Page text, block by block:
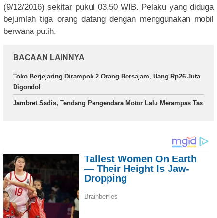
(9/12/2016) sekitar pukul 03.50 WIB. Pelaku yang diduga
bejumlah tiga orang datang dengan menggunakan mobil
berwana putih.
BACAAN LAINNYA
Toko Berjejaring Dirampok 2 Orang Bersajam, Uang Rp26 Juta
Digondol
Jambret Sadis, Tendang Pengendara Motor Lalu Merampas Tas